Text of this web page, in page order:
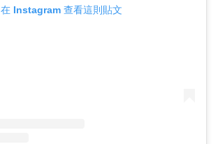
在 Instagram 查看這則貼文